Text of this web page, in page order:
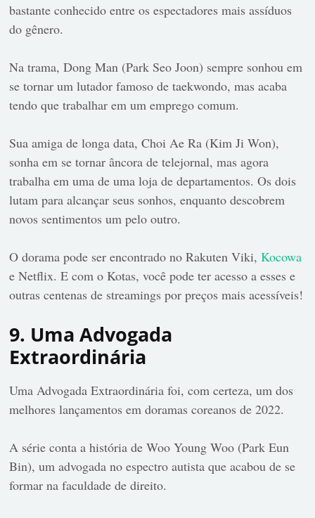
bastante conhecido entre os espectadores mais assíduos
do gênero.
Na trama, Dong Man (Park Seo Joon) sempre sonhou em
se tornar um lutador famoso de taekwondo, mas acaba
tendo que trabalhar em um emprego comum.
Sua amiga de longa data, Choi Ae Ra (Kim Ji Won),
sonha em se tornar âncora de telejornal, mas agora
trabalha em uma de uma loja de departamentos. Os dois
lutam para alcançar seus sonhos, enquanto descobrem
novos sentimentos um pelo outro.
O dorama pode ser encontrado no Rakuten Viki,Kocowa
e Netflix. E com o Kotas, você pode ter acesso a esses e
outras centenas de streamings por preços mais acessíveis!
9. Uma Advogada
Extraordinária
Uma Advogada Extraordinária foi, com certeza, um dos
melhores lançamentos em doramas coreanos de 2022.
A série conta a história de Woo Young Woo (Park Eun
Bin), um advogada no espectro autista que acabou de se
formar na faculdade de direito.